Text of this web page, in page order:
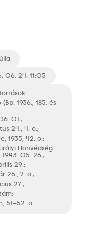
06. 24. 11:05
01.;
24., 4. o.;
1935, 42. o.;
05. 26.;
29.;
26., 7. o.;
27.;
51–52. o.